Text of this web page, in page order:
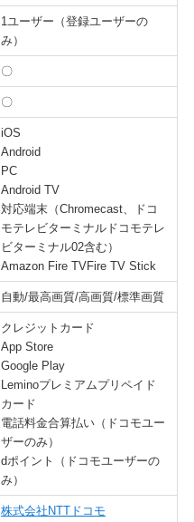
1ユーザー（登録ユーザーの
み）
〇
〇
iOS
Android
PC
Android TV
対応端末（Chromecast、ドコ
モテレビターミナルドコモテレ
ビターミナル02含む）
Amazon Fire TVFire TV Stick
自動/最高画質/高画質/標準画質
クレジットカード
App Store
Google Play
Leminoプレミアムプリペイド
カード
電話料金合算払い（ドコモユー
ザーのみ）
dポイント（ドコモユーザーの
み）
株式会社NTTドコモ